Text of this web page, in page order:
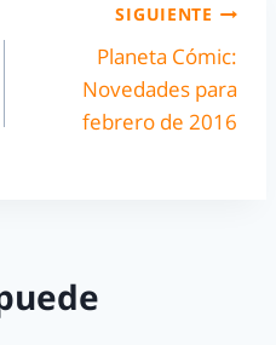
SIGUIENTE
Planeta Cómic:
Novedades para
febrero de 2016